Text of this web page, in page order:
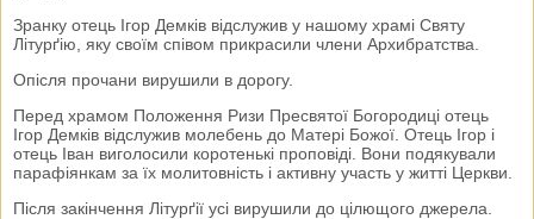
Зранку отець Ігор Демків відслужив у нашому храмі Святу
Літурґію, яку своїм співом прикрасили члени Архибратства.
Опісля прочани вирушили в дорогу.
Перед храмом Положення Ризи Пресвятої Богородиці отець
Ігор Демків відслужив молебень до Матері Божої. Отець Ігор і
отець Іван виголосили коротенькі проповіді. Вони подякували
парафіянкам за їх молитовність і активну участь у житті Церкви.
Після закінчення Літурґії усі вирушили до цілющого джерела.